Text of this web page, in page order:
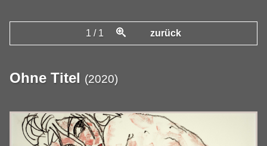
1 / 1 zurück
Ohne Titel (2020)